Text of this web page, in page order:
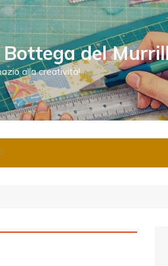
Bottega del
alla creatività!